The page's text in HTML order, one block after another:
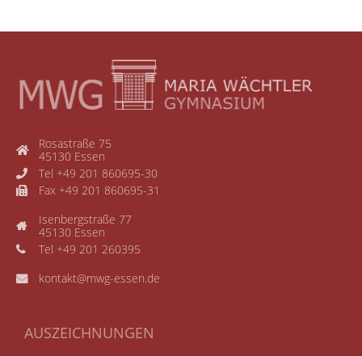
Rosastraße 75
45130 Essen
Tel +49 201 860695-30
Fax +49 201 860695-31
Isenbergstraße 77
45130 Essen
Tel +49 201 260395
kontakt@mwg-essen.de
AUSZEICHNUNGEN